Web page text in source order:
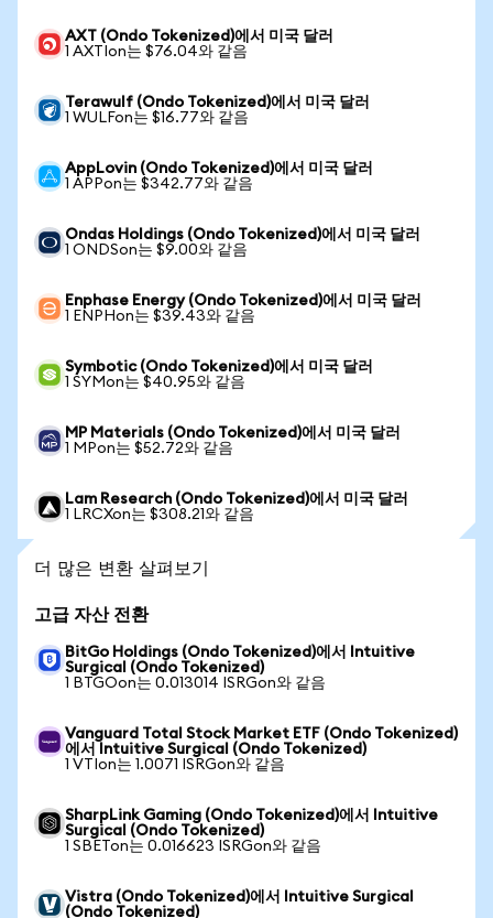
AXT (Ondo Tokenized)에서 미국 달러
1 AXTIon는 $76.04와 같음
Terawulf (Ondo Tokenized)에서 미국 달러
1 WULFon는 $16.77와 같음
AppLovin (Ondo Tokenized)에서 미국 달러
1 APPon는 $342.77와 같음
Ondas Holdings (Ondo Tokenized)에서 미국 달러
1 ONDSon는 $9.00와 같음
Enphase Energy (Ondo Tokenized)에서 미국 달러
1 ENPHon는 $39.43와 같음
Symbotic (Ondo Tokenized)에서 미국 달러
1 SYMon는 $40.95와 같음
MP Materials (Ondo Tokenized)에서 미국 달러
1 MPon는 $52.72와 같음
Lam Research (Ondo Tokenized)에서 미국 달러
1 LRCXon는 $308.21와 같음
더 많은 변환 살펴보기
고급 자산 전환
BitGo Holdings (Ondo Tokenized)에서 Intuitive
Surgical (Ondo Tokenized)
1 BTGOon는 0.013014 ISRGon와 같음
Vanguard Total Stock Market ETF (Ondo Tokenized)
에서 Intuitive Surgical (Ondo Tokenized)
1 VTIon는 1.0071 ISRGon와 같음
SharpLink Gaming (Ondo Tokenized)에서 Intuitive
Surgical (Ondo Tokenized)
1 SBETon는 0.016623 ISRGon와 같음
Vistra (Ondo Tokenized)에서 Intuitive Surgical
(Ondo Tokenized)